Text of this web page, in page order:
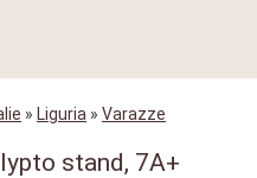
» Liguria » Varazze
stand, 7A+